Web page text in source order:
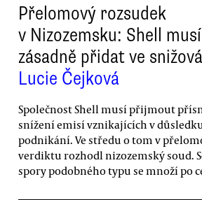
Přelomový rozsudek
v Nizozemsku: Shell musí
zásadně přidat ve
Lucie Čejková
Společnost Shell musí přijmout
snížení emisí vznikajících v
podnikání. Ve středu o tom v
verdiktu rozhodl nizozemský soud.
spory podobného typu se množí po